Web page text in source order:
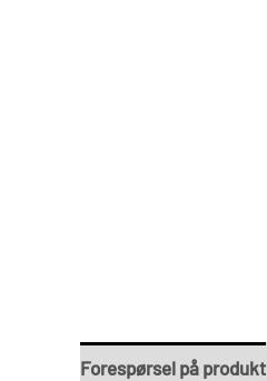
Forespørsel på produkt